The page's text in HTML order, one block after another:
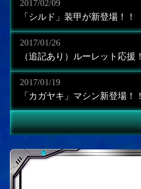
2017/02/09
「シルド」装甲が新登場！！
2017/01/26
（追記あり）ルーレット応援！
2017/01/19
「カガヤキ」マシン新登場！！